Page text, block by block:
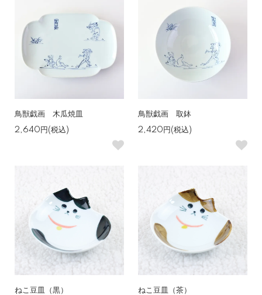
鳥獣戯画 木瓜焼皿
2,640円(税込)
鳥獣戯画 取鉢
2,420円(税込)
ねこ豆皿（黒）
ねこ豆皿（茶）